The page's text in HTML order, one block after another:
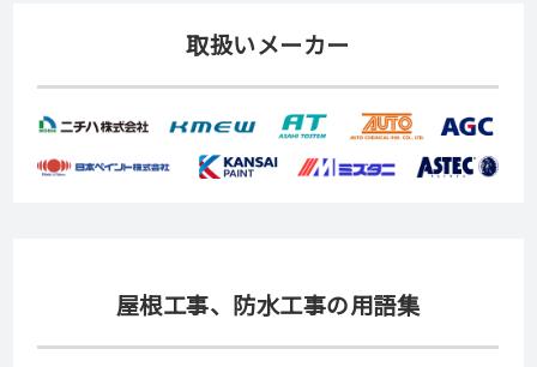
取扱いメーカー
屋根工事、防水工事の用語集